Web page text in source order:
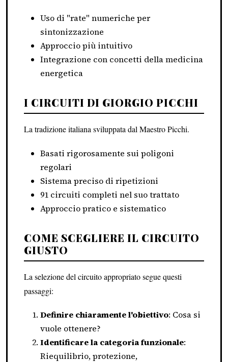
Uso di "rate" numeriche per
sintonizzazione
Approccio più intuitivo
Integrazione con concetti della medicina
energetica
I CIRCUITI DI GIORGIO PICCHI
La tradizione italiana sviluppata dal Maestro Picchi.
Basati rigorosamente sui poligoni
regolari
Sistema preciso di ripetizioni
91 circuiti completi nel suo trattato
Approccio pratico e sistematico
COME SCEGLIERE IL CIRCUITO
GIUSTO
La selezione del circuito appropriato segue questi
passaggi:
Definire chiaramente l'obiettivo: Cosa si
vuole ottenere?
Identificare la categoria funzionale:
Riequilibrio, protezione,